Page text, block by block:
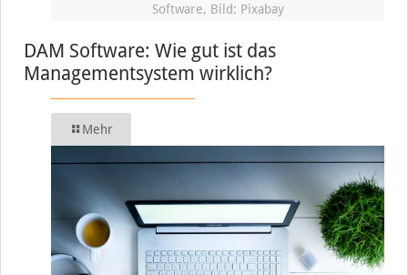
Software, Bild: Pixabay
DAM Software: Wie gut ist das
Managementsystem wirklich?
Mehr